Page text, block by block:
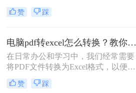
其内容的不可编辑性和良好的兼容性
而备受青睐。然而，在某些情况下，
取出来，转换成Excel电子表格形式，
以便于数据分析、处理或进一步编
辑。那么如何把PDF转化为EXCEL
呢？以下是一些将PDF转化为Excel的
常用方法。
赞 踩
电脑pdf转excel怎么转换？教你4种最简单的方法！
在日常办公和学习中，我们经常需要
将PDF文件转换为Excel格式，以便于
数据的编辑、分析和处理。那么电脑
pdf转excel怎么转换呢？以下将详细介
赞 踩